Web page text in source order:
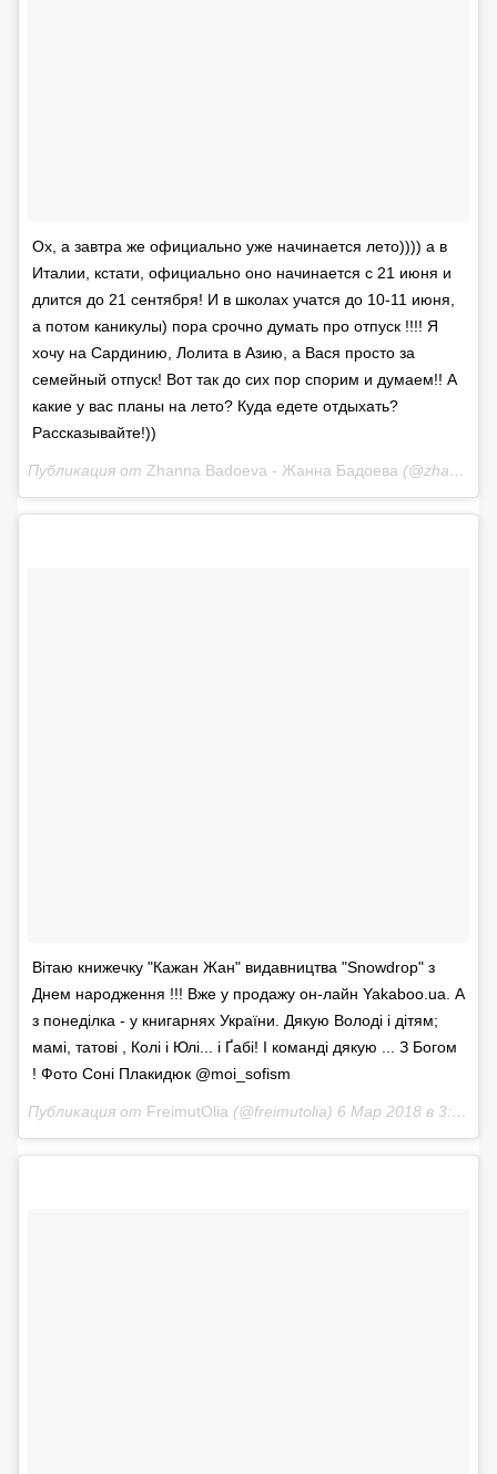
Ох, а завтра же официально уже начинается лето)))) а в
Италии, кстати, официально оно начинается с 21 июня и
длится до 21 сентября! И в школах учатся до 10-11 июня,
а потом каникулы) пора срочно думать про отпуск !!!! Я
хочу на Сардинию, Лолита в Азию, а Вася просто за
семейный отпуск! Вот так до сих пор спорим и думаем!! А
какие у вас планы на лето? Куда едете отдыхать?
Рассказывайте!))
Публикация от Zhanna Badoeva - Жанна Бадоева (@zhanna_badoeva)
Вітаю книжечку "Кажан Жан" видавництва "Snowdrop" з
Днем народження !!! Вже у продажу он-лайн Yakaboo.ua. А
з понеділка - у книгарнях України. Дякую Володі і дітям;
мамі, татові , Колі і Юлі... і Ґабі! І команді дякую ... З Богом
! Фото Соні Плакидюк @moi_sofism
Публикация от FreimutOlia (@freimutolia) 6 Мар 2018 в 3:17 PST